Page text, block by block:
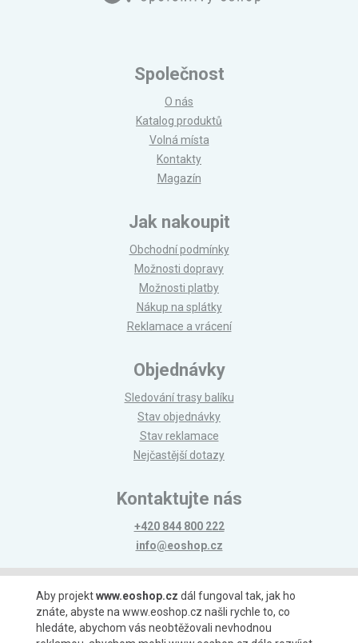
Společnost
O nás
Katalog produktů
Volná místa
Kontakty
Magazín
Jak nakoupit
Obchodní podmínky
Možnosti dopravy
Možnosti platby
Nákup na splátky
Reklamace a vrácení
Objednávky
Sledování trasy balíku
Stav objednávky
Stav reklamace
Nejčastější dotazy
Kontaktujte nás
+420 844 800 222
info@eoshop.cz
Možnosti platby
Aby projektwww.eoshop.cz dál fungoval tak, jak ho
znáte, abyste na www.eoshop.cz našli rychle to, co
hledáte, abychom vás neobtěžovali nevhodnou